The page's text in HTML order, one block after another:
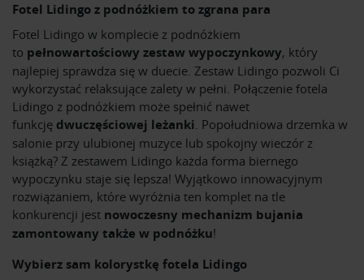
Fotel Lidingo z podnóżkiem to zgrana para
Fotel Lidingo w komplecie z podnóżkiem
to pełnowartościowy zestaw wypoczynkowy, który
najlepiej sprawdza się w duecie. Zestaw Lidingo pozwoli Ci
wykorzystać relaksujące zalety w pełni. Połączenie fotela
Lidingo z podnóżkiem może spełnić nawet
funkcję dwuczęściowej leżanki. Popołudniowa drzemka w
salonie przy ulubionej muzyce lub spokojny wieczór z
książką? Z zestawem Lidingo każda forma biernego
wypoczynku staje się lepsza! Wyjątkowo innowacyjnym
rozwiązaniem, które wyróżnia ten komplet na tle
konkurencji jest nowoczesny mechanizm bujania
zamontowany także w podnóżku!
Wybierz sam kolorystkę fotela Lidingo